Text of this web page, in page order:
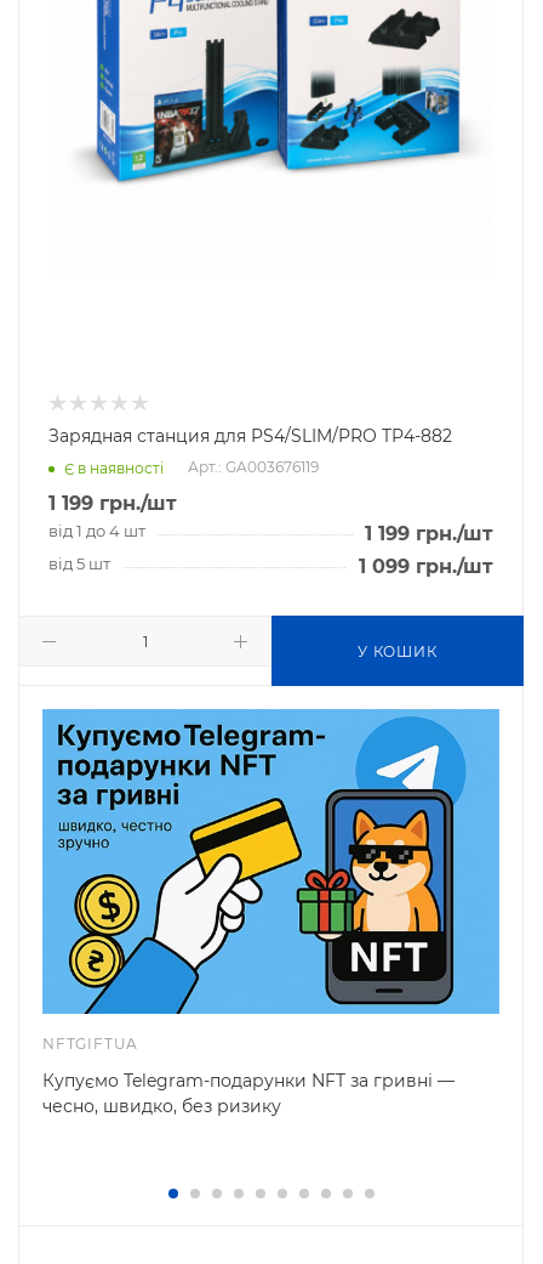
Зарядная станция для PS4/SLIM/PRO TP4-882
Є в наявності Арт.: GA003676119
1 199 грн./шт
від 1 до 4 шт 1 199 грн./шт
від 5 шт 1 099 грн./шт
У КОШИК
NFTGIFTUA
Купуємо Telegram-подарунки NFT за гривні —
чесно, швидко, без ризику